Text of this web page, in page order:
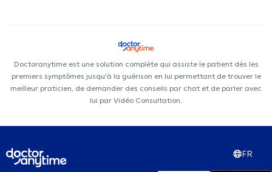
Doctoranytime est une solution complète qui assiste le patient dès les
premiers symptômes jusqu'à la guérison en lui permettant de trouver le
meilleur praticien, de demander des conseils par chat et de parler avec
lui par Vidéo Consultation.
FR